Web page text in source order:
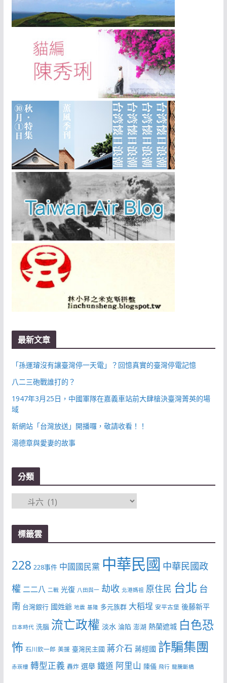
最新文章
「孫運璿沒有讓臺灣停一天電」？回憶真實的臺灣停電記憶
八二三砲戰誰打的？
1947年3月25日，中國軍隊在嘉義車站前大肆槍決臺灣菁英的場
域
新網站「台灣放送」開播囉，敬請收看！！
湯德章與愛妻的故事
分類
標籤雲
228 228事件 中國國民黨 中華民國 中華民國政
權 二二八 二戰 光復 八田與一 劫收 北港媽祖 原住民 台北 台
南 台灣銀行 國姓爺 地震 基隆 多元族群 大稻埕 安平古堡 後藤新平
日本時代 洗腦 流亡政權 淡水 淪陷 澎湖 熱蘭遮城 白色恐
怖 石川欽一郎 美援 臺灣民主國 蔣介石 蔣經國 詐騙集團
赤崁樓 轉型正義 轟炸 選舉 鐵道 阿里山 陳儀 飛行 龍騰斷橋